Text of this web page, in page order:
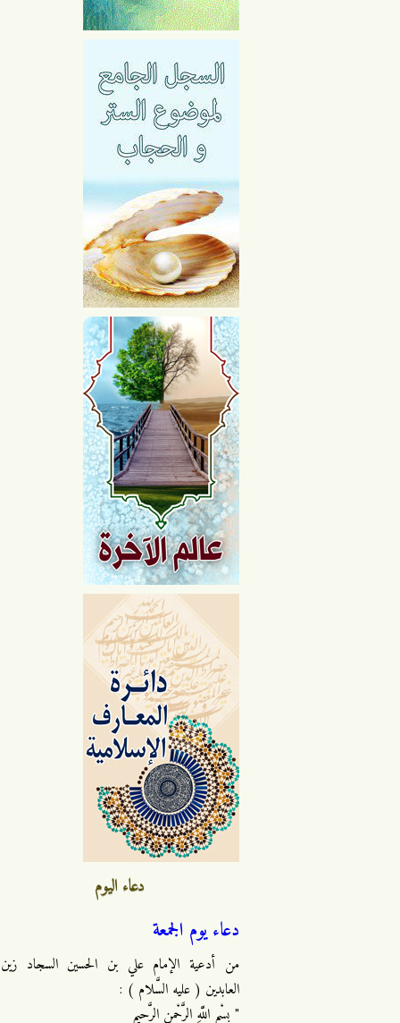
دعاء اليوم
دعاء يوم الجمعة
من أدعية الإمام علي بن الحسين السجاد زين
العابدين ( عليه السَّلام ) :
" بِسْمِ اللَّهِ الرَّحْمنِ الرَّحِيمِ